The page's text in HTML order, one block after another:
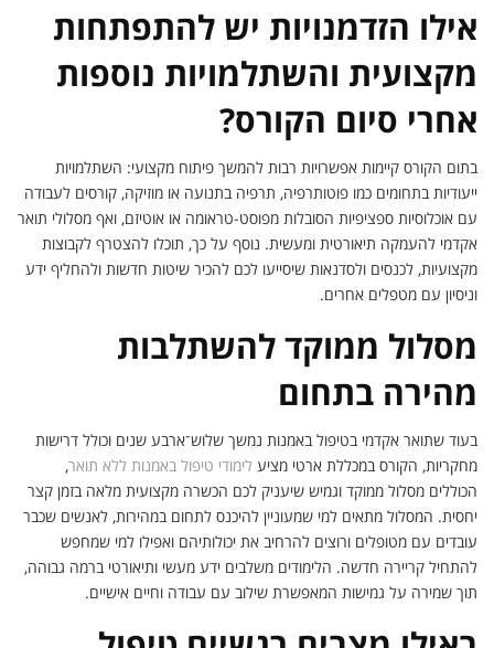
אילו הזדמנויות יש להתפתחות
מקצועית והשתלמויות נוספות
אחרי סיום הקורס?
בתום הקורס קיימות אפשרויות רבות להמשך פיתוח מקצועי: השתלמויות
ייעודיות בתחומים כמו פוטותרפיה, תרפיה בתנועה או מוזיקה, קורסים לעבודה
עם אוכלוסיות ספציפיות הסובלות מפוסט-טראומה או אוטיזם, ואף מסלולי תואר
אקדמי להעמקה תיאורטית ומעשית. נוסף על כך, תוכלו להצטרף לקבוצות
מקצועיות, לכנסים ולסדנאות שיסייעו לכם להכיר שיטות חדשות ולהחליף ידע
וניסיון עם מטפלים אחרים.
מסלול ממוקד להשתלבות
מהירה בתחום
בעוד שתואר אקדמי בטיפול באמנות נמשך שלוש־ארבע שנים וכולל דרישות
מחקריות, הקורס במכללת ארטי מציע לימודי טיפול באמנות ללא תואר,
הכוללים מסלול ממוקד וגמיש שיעניק לכם הכשרה מקצועית מלאה בזמן קצר
יחסית. המסלול מתאים למי שמעוניין להיכנס לתחום במהירות, לאנשים שכבר
עובדים עם מטופלים ורוצים להרחיב את יכולותיהם ואפילו למי שמחפש
להתחיל קריירה חדשה. הלימודים משלבים ידע מעשי ותיאורטי ברמה גבוהה,
תוך שמירה על גמישות המאפשרת שילוב עם עבודה וחיים אישיים.